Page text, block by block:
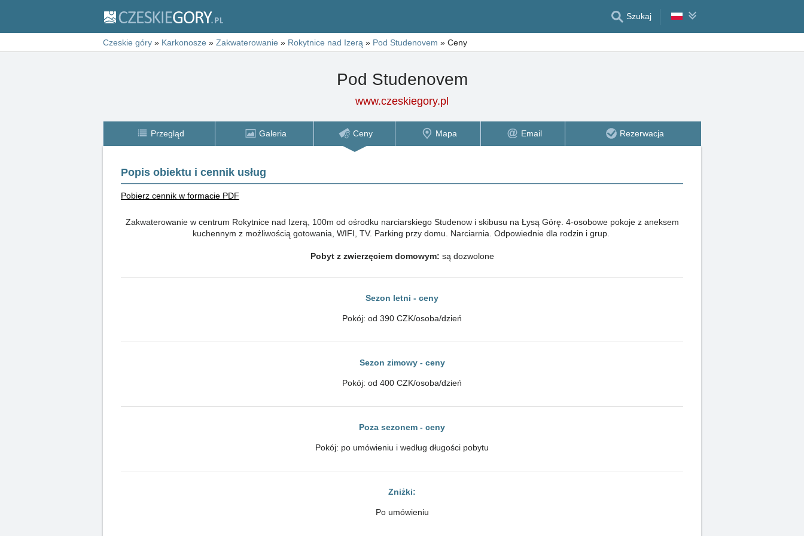
Szukaj
Czeskie góry » Karkonosze » Zakwaterowanie » Rokytnice nad Izerą » Pod Studenovem » Ceny
Pod Studenovem
www.czeskiegory.pl
Przegląd Galeria Ceny Mapa Email Rezerwacja
Popis obiektu i cennik usług
Pobierz cennik w formacie PDF
Zakwaterowanie w centrum Rokytnice nad Izerą, 100m od ośrodku narciarskiego Studenow i skibusu na Łysą Górę. 4-osobowe pokoje z aneksem
kuchennym z możliwością gotowania, WIFI, TV. Parking przy domu. Narciarnia. Odpowiednie dla rodzin i grup.
Pobyt z zwierzęciem domowym: są dozwolone
Sezon letni - ceny
Pokój: od 390 CZK/osoba/dzień
Sezon zimowy - ceny
Pokój: od 400 CZK/osoba/dzień
Poza sezonem - ceny
Pokój: po umówieniu i według długości pobytu
Zniżki:
Po umówieniu